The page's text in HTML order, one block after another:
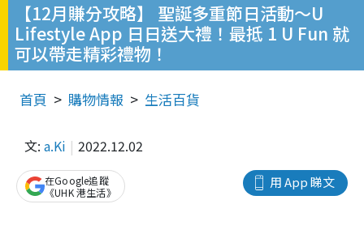
【12月賺分攻略】 聖誕多重節日活動～U
Lifestyle App 日日送大禮！最抵 1 U Fun 就
可以帶走精彩禮物！
首頁 購物情報 生活百貨
文: a.Ki 2022.12.02
用 App 睇文
在Google追蹤
《UHK 港生活》